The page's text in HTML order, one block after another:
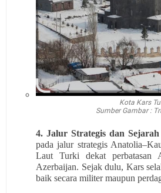
Kota Kars
Sumber Gambar :
4. Jalur Strategis dan
pada jalur strategis
Laut Turki dekat perbatasan
Azerbaijan. Sejak dulu, Kars
baik secara militer maupun